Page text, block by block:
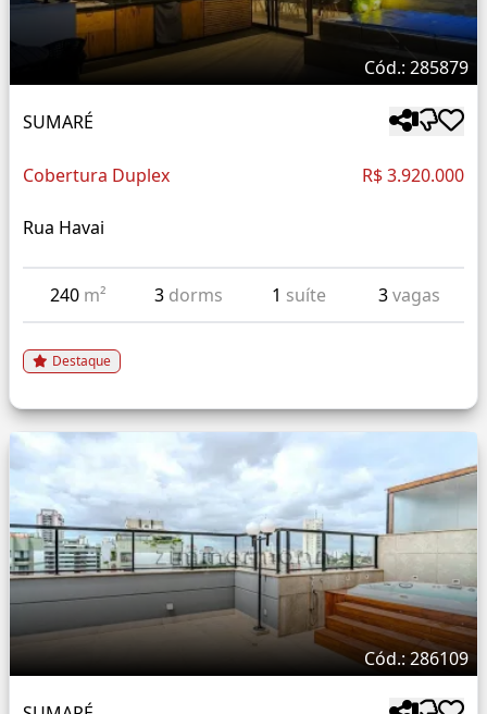
Cód.: 285879
SUMARÉ
Cobertura Duplex R$ 3.920.000
Rua Havai
240 m² 3 dorms 1 suíte 3vagas
Destaque
Cód.: 286109